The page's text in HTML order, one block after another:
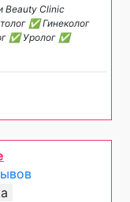
Beauty Clinic
✅ Гинеколог
✅ Уролог ✅